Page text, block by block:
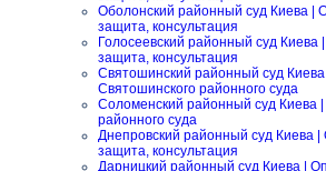
Оболонский районный суд Киева |
защита, консультация
Голосеевский районный суд
защита, консультация
Святошинский районный суд
Святошинского районного суда
Соломенский районный суд Киева
районного суда
Днепровский районный суд Киева
защита, консультация
Дарницкий районный суд Киева |